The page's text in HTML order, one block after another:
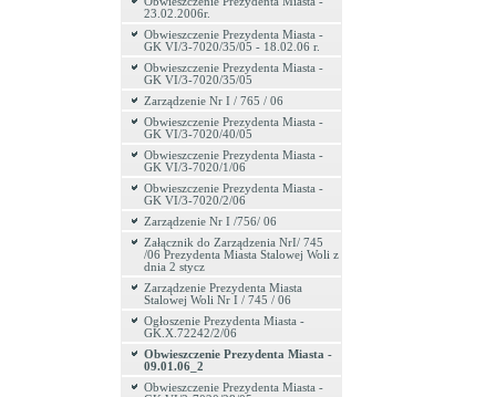
23.02.2006r.
Obwieszczenie Prezydenta Miasta -
GK VI/3-7020/35/05 - 18.02.06 r.
Obwieszczenie Prezydenta Miasta -
GK VI/3-7020/35/05
Zarządzenie Nr I / 765 / 06
Obwieszczenie Prezydenta Miasta -
GK VI/3-7020/40/05
Obwieszczenie Prezydenta Miasta -
GK VI/3-7020/1/06
Obwieszczenie Prezydenta Miasta -
GK VI/3-7020/2/06
Zarządzenie Nr I /756/ 06
Załącznik do Zarządzenia NrI/ 745
/06 Prezydenta Miasta Stalowej Woli z
dnia 2 stycz
Zarządzenie Prezydenta Miasta
Stalowej Woli Nr I / 745 / 06
Ogłoszenie Prezydenta Miasta -
GK.X.72242/2/06
Obwieszczenie Prezydenta Miasta -
09.01.06_2
Obwieszczenie Prezydenta Miasta -